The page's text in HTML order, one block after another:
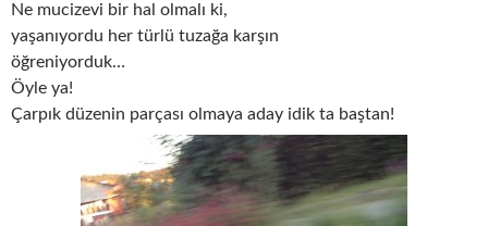
Ne mucizevi bir hal olmalı ki,
yaşanıyordu her türlü tuzağa karşın
öğreniyorduk…
Öyle ya!
Çarpık düzenin parçası olmaya aday idik ta baştan!